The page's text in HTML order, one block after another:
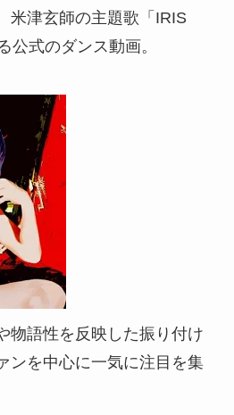
米津玄師の主題歌「IRIS
公式のダンス動画。
物語性を反映した振り付け
ンを中心に一気に注目を集